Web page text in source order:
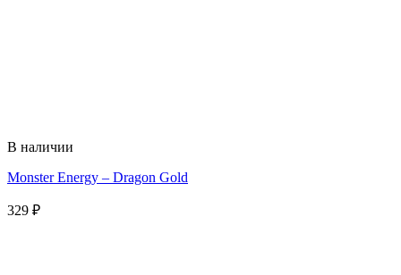
В наличии
Monster Energy – Dragon Gold
329 ₽